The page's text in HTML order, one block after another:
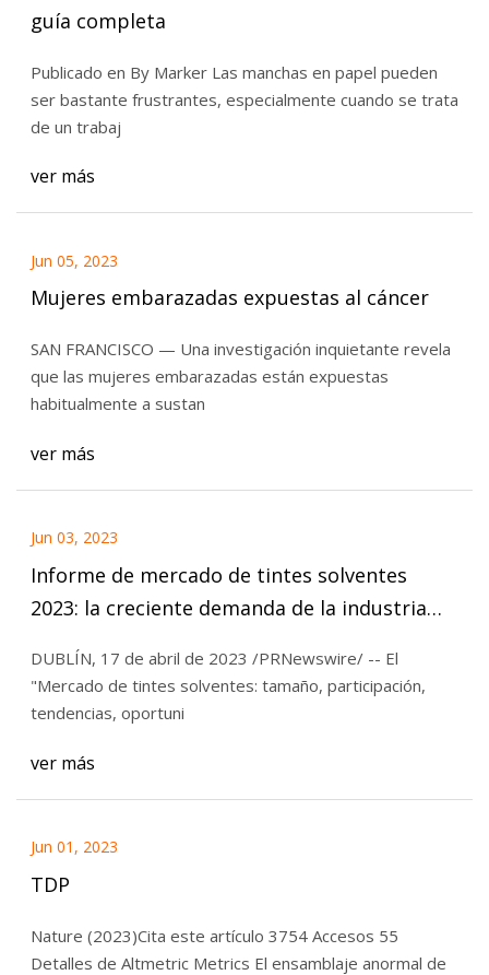
guía completa
Publicado en By Marker Las manchas en papel pueden
ser bastante frustrantes, especialmente cuando se trata
de un trabaj
ver más
Jun 05, 2023
Mujeres embarazadas expuestas al cáncer
SAN FRANCISCO — Una investigación inquietante revela
que las mujeres embarazadas están expuestas
habitualmente a sustan
ver más
Jun 03, 2023
Informe de mercado de tintes solventes
2023: la creciente demanda de la industria
DUBLÍN, 17 de abril de 2023 /PRNewswire/ -- El
"Mercado de tintes solventes: tamaño, participación,
tendencias, oportuni
ver más
Jun 01, 2023
TDP
Nature (2023)Cita este artículo 3754 Accesos 55
Detalles de Altmetric Metrics El ensamblaje anormal de